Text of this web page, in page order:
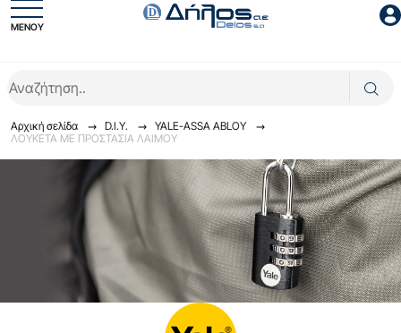
ΜΕΝΟΥ
Είσοδος
Ξέχασες το password;
Αρχική σελίδα D.I.Y.
YALE-ASSA ABLOY
ΛΟΥΚΕΤΑ ΜΕ ΠΡΟΣΤΑΣΙΑ ΛΑΙΜΟΥ